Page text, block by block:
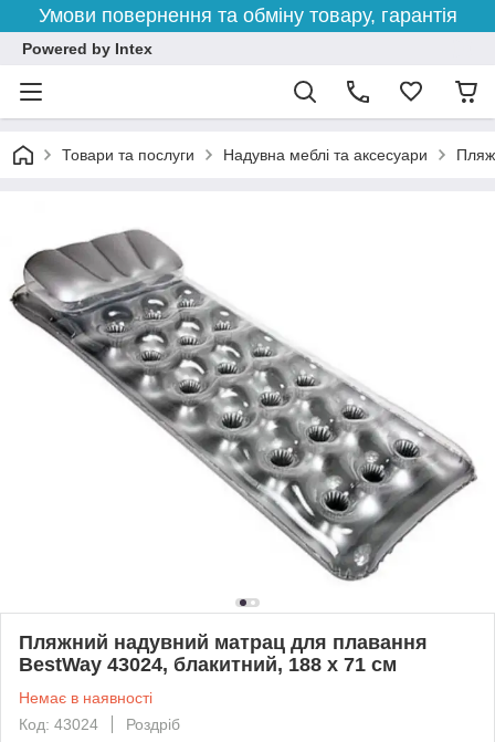
Умови повернення та обміну товару, гарантія
Powered by Intex
Товари та послуги Надувна меблі та аксесуари
Пляжний надувний матрац для плавання
BestWay 43024, блакитний, 188 х 71 см
Немає в наявності
Код: 43024
Роздріб